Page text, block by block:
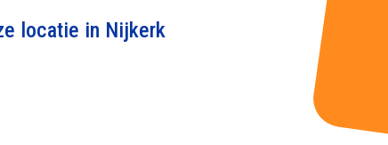
locatie in Nijkerk